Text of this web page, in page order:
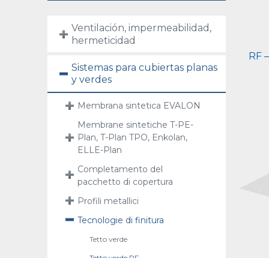
Ventilación, impermeabilidad,
hermeticidad
Sistemas para cubiertas planas
y verdes
Membrana sintetica EVALON
Membrane sintetiche T-PE-
Plan, T-Plan TPO, Enkolan,
ELLE-Plan
Completamento del
pacchetto di copertura
Profili metallici
Tecnologie di finitura
Tetto verde
RF